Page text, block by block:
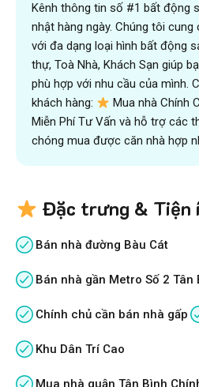
Kênh thông tin số #1 bất động
nhật hàng ngày. Chúng tôi
với đa dạng loại hình bất động
thự, Toà Nhà, Khách Sạn giúp
phù hợp với nhu cầu của mình.
khách hàng:
Mua nhà Chính
Miễn Phí Tư Vấn và hỗ trợ các
chóng mua được căn nhà hợp
Đặc trưng & Tiện
Bán nhà đường Bàu Cát
Bán nhà gần Metro Số 2 Tân
Chính chủ cần bán nhà gấp
Khu Dân Trí Cao
Mua nhà quận Tân Bình